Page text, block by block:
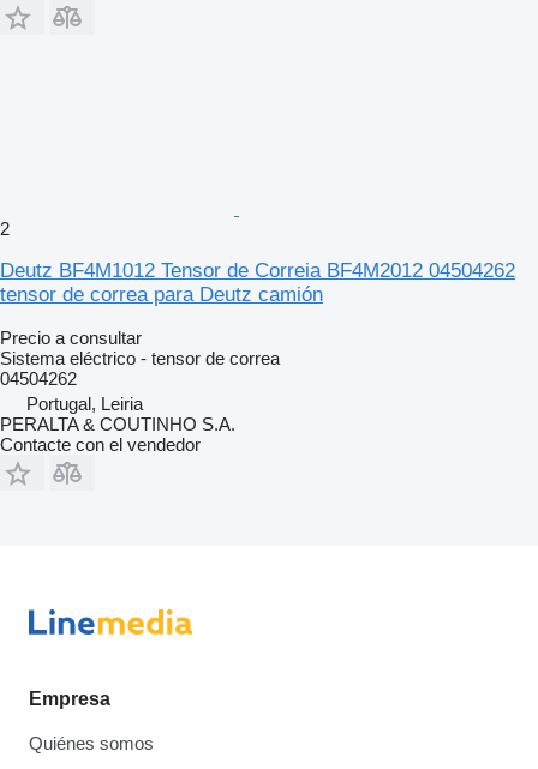
2
Deutz BF4M1012 Tensor de Correia BF4M2012 04504262
tensor de correa para Deutz camión
Precio a consultar
Sistema eléctrico - tensor de correa
04504262
Portugal, Leiria
PERALTA & COUTINHO S.A.
Contacte con el vendedor
Empresa
Quiénes somos